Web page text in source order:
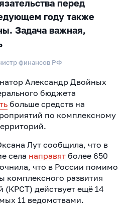
перед
году также
Задача важная,
финансов РФ
Александр Двойных
бюджета
больше средств на
по комплексному
Лут сообщила, что в
села направятболее 650
что в России помимо
комплексного развития
(КРСТ) действует ещё 14
11 ведомствами.